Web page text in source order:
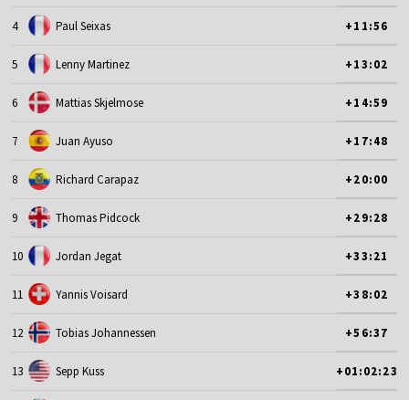
4 Paul Seixas +11:56
5 Lenny Martinez +13:02
6 Mattias Skjelmose +14:59
7 Juan Ayuso +17:48
8 Richard Carapaz +20:00
9 Thomas Pidcock +29:28
10 Jordan Jegat +33:21
11 Yannis Voisard +38:02
12 Tobias Johannessen +56:37
13 Sepp Kuss +01:02:23